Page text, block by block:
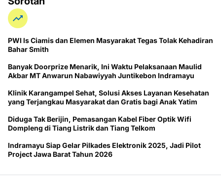
PWI ls Ciamis dan Elemen Masyarakat Tegas Tolak Kehadiran
Bahar Smith
Banyak Doorprize Menarik, Ini Waktu Pelaksanaan Maulid
Akbar MT Anwarun Nabawiyyah Juntikebon Indramayu
Klinik Karangampel Sehat, Solusi Akses Layanan Kesehatan
yang Terjangkau Masyarakat dan Gratis bagi Anak Yatim
Diduga Tak Berijin, Pemasangan Kabel Fiber Optik Wifi
Dompleng di Tiang Listrik dan Tiang Telkom
Indramayu Siap Gelar Pilkades Elektronik 2025, Jadi Pilot
Project Jawa Barat Tahun 2026